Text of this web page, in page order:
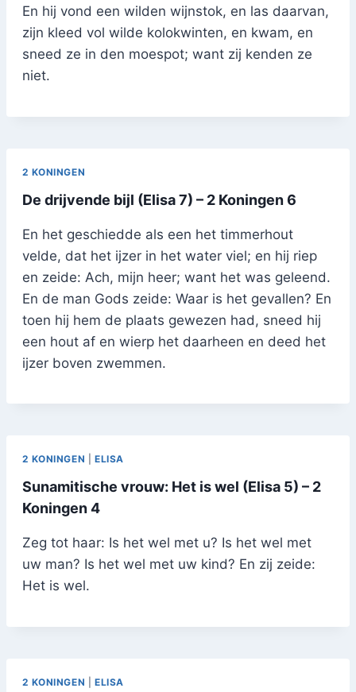
En hij vond een wilden wijnstok, en las daarvan,
zijn kleed vol wilde kolokwinten, en kwam, en
sneed ze in den moespot; want zij kenden ze
niet.
2 KONINGEN
De drijvende bijl (Elisa 7) – 2 Koningen 6
En het geschiedde als een het timmerhout
velde, dat het ijzer in het water viel; en hij riep
en zeide: Ach, mijn heer; want het was geleend.
En de man Gods zeide: Waar is het gevallen? En
toen hij hem de plaats gewezen had, sneed hij
een hout af en wierp het daarheen en deed het
ijzer boven zwemmen.
2 KONINGEN |ELISA
Sunamitische vrouw: Het is wel (Elisa 5) – 2
Koningen 4
Zeg tot haar: Is het wel met u? Is het wel met
uw man? Is het wel met uw kind? En zij zeide:
Het is wel.
2 KONINGEN |ELISA